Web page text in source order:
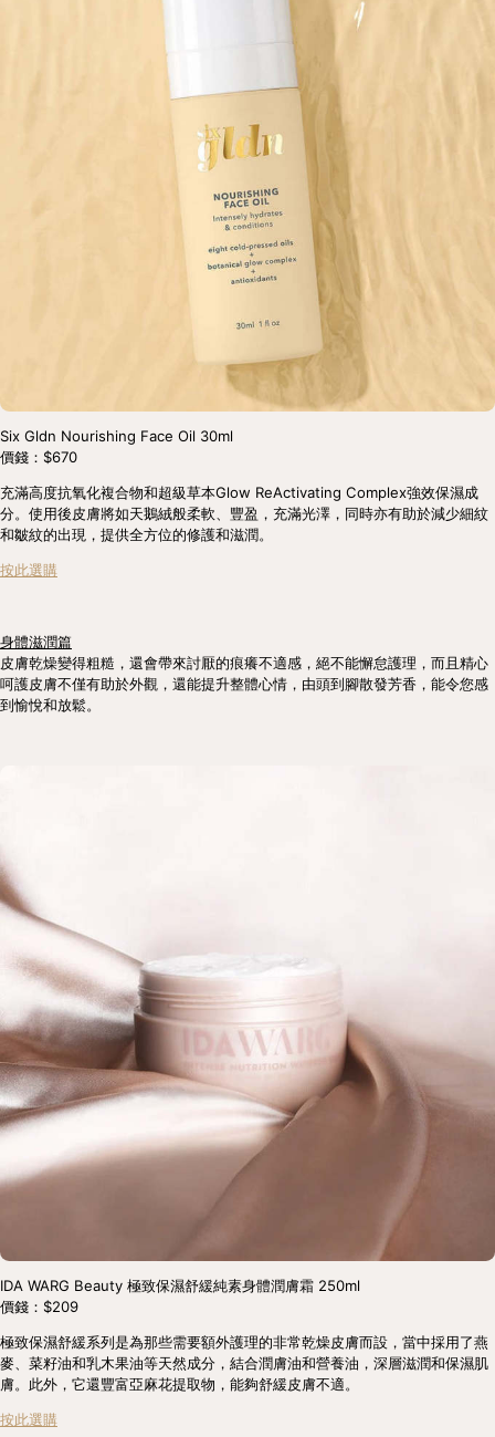
Six Gldn Nourishing Face Oil 30ml
價錢：$670
充滿高度抗氧化複合物和超級草本Glow ReActivating Complex強效保濕成
分。使用後皮膚將如天鵝絨般柔軟、豐盈，充滿光澤，同時亦有助於減少細紋
和皺紋的出現，提供全方位的修護和滋潤。
按此選購
身體滋潤篇
皮膚乾燥變得粗糙，還會帶來討厭的痕癢不適感，絕不能懈怠護理，而且精心
呵護皮膚不僅有助於外觀，還能提升整體心情，由頭到腳散發芳香，能令您感
到愉悅和放鬆。
IDA WARG Beauty 極致保濕舒緩純素身體潤膚霜 250ml
價錢：$209
極致保濕舒緩系列是為那些需要額外護理的非常乾燥皮膚而設，當中採用了燕
麥、菜籽油和乳木果油等天然成分，結合潤膚油和營養油，深層滋潤和保濕肌
膚。此外，它還豐富亞麻花提取物，能夠舒緩皮膚不適。
按此選購